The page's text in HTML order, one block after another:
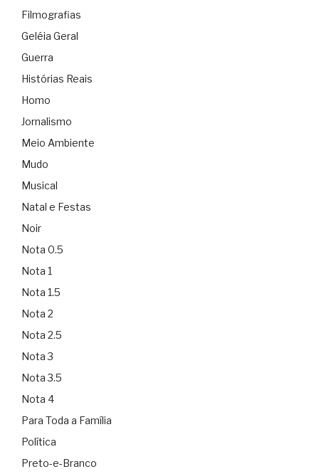
Filmografias
Geléia Geral
Guerra
Histórias Reais
Homo
Jornalismo
Meio Ambiente
Mudo
Musical
Natal e Festas
Noir
Nota 0.5
Nota 1
Nota 1.5
Nota 2
Nota 2.5
Nota 3
Nota 3.5
Nota 4
Para Toda a Família
Política
Preto-e-Branco